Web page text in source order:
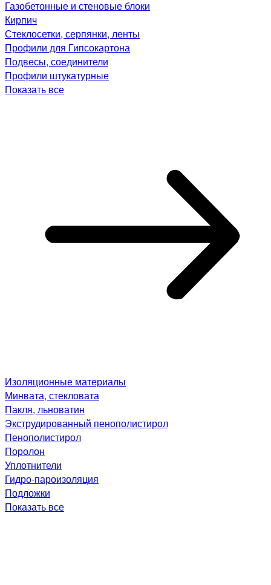
Газобетонные и стеновые блоки
Кирпич
Стеклосетки, серпянки, ленты
Профили для Гипсокартона
Подвесы, соединители
Профили штукатурные
Показать все
Изоляционные материалы
Минвата, стекловата
Пакля, льноватин
Экструдированный пенополистирол
Пенополистирол
Поролон
Уплотнители
Гидро-пароизоляция
Подложки
Показать все